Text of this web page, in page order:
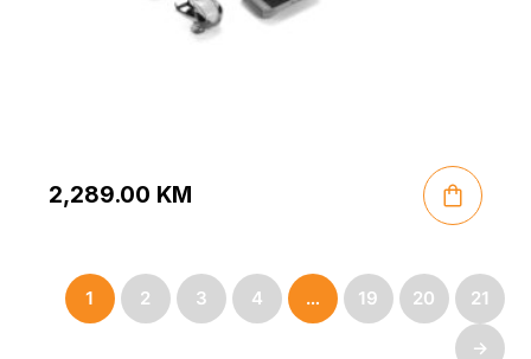
2,289.00 KM
1 2 3 4 … 19 20 21
→